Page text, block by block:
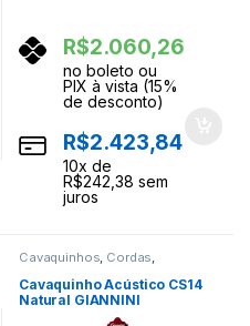
R$2.060,26
no boleto ou
PIX à vista (15%
de desconto)
R$2.423,84
10x de
R$242,38 sem
juros
Cavaquinhos, Cordas,
Instrumentos Musicais
Cavaquinho Acústico CS14
Natural GIANNINI